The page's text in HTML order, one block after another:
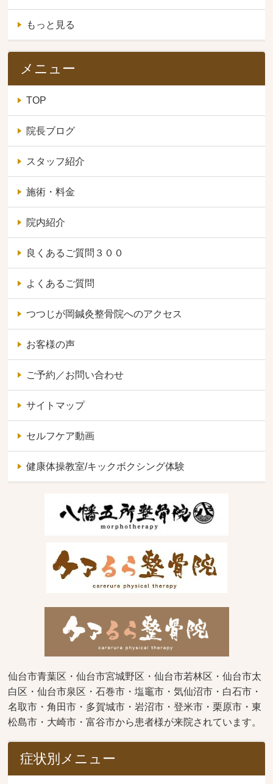
もっと見る
メニュー
TOP
院長ブログ
スタッフ紹介
施術・料金
院内紹介
良くあるご質問３００
よくあるご質問
つつじが岡鍼灸整骨院へのアクセス
お客様の声
ご予約／お問い合わせ
サイトマップ
セルフケア動画
健康体操教室/キックボクシング体験
仙台市青葉区・仙台市宮城野区・仙台市若林区・仙台市太
白区・仙台市泉区・石巻市・塩竈市・気仙沼市・白石市・
名取市・角田市・多賀城市・岩沼市・登米市・栗原市・東
松島市・大崎市・富谷市から患者様が来院されています。
症状別メニュー